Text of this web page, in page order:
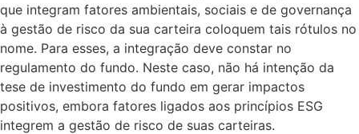
que integram fatores ambientais, sociais e de governança
à gestão de risco da sua carteira coloquem tais rótulos no
nome. Para esses, a integração deve constar no
regulamento do fundo. Neste caso, não há intenção da
tese de investimento do fundo em gerar impactos
positivos, embora fatores ligados aos princípios ESG
integrem a gestão de risco de suas carteiras.